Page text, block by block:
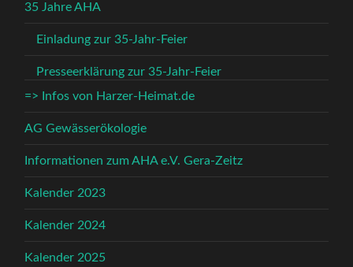
35 Jahre AHA
Einladung zur 35-Jahr-Feier
Presseerklärung zur 35-Jahr-Feier
=> Infos von Harzer-Heimat.de
AG Gewässerökologie
Informationen zum AHA e.V. Gera-Zeitz
Kalender 2023
Kalender 2024
Kalender 2025